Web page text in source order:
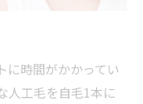
に時間がかかってい
人工毛を自毛1本に